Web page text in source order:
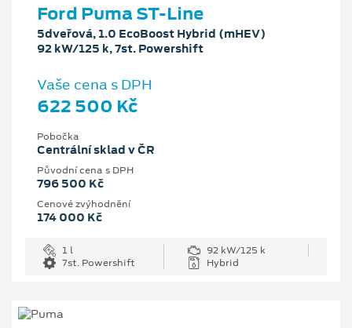
Ford Puma ST-Line
5dveřová, 1.0 EcoBoost Hybrid (mHEV)
92 kW/125 k, 7st. Powershift
Vaše cena s DPH
622 500 Kč
Pobočka
Centrální sklad v ČR
Původní cena s DPH
796 500 Kč
Cenové zvýhodnění
174 000 Kč
1 l
92 kW/125 k
7st. Powershift
Hybrid